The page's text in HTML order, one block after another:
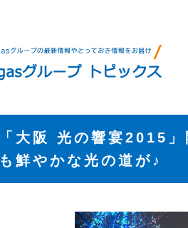
「大阪 光の響宴2015
も鮮やかな光の道が♪